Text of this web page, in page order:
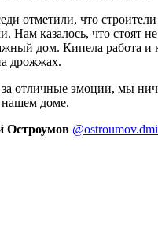
отметили, что строители
Нам казалось, что стоят
дом. Кипела работа и
дрожжах.
отличные эмоции, мы
нашем доме.
Остроумов